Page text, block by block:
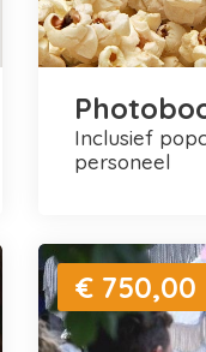
inclusief popcornmachine met
personeel
€ 750,00